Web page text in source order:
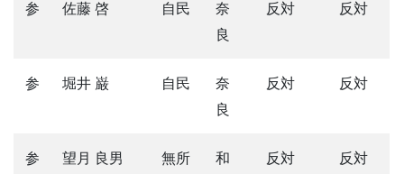
参 佐藤 啓 自民
奈
良
反対 反対
参 堀井 巌 自民
奈
良
反対 反対
参 望月 良男
無所
和
反対 反対